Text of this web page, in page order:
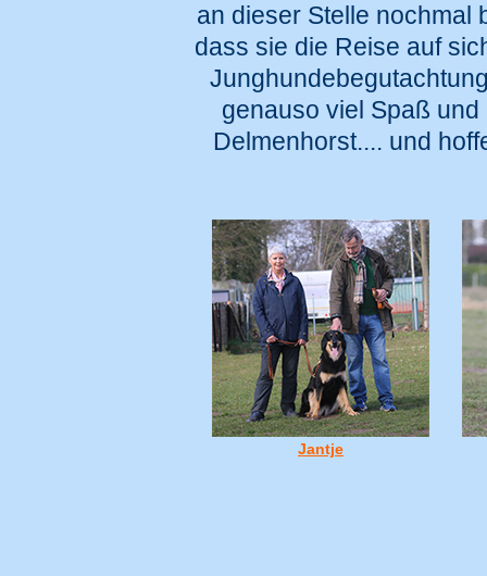
an dieser Stelle nochmal
dass sie die Reise auf
genauso viel Spaß
Delmenhorst.... und
Jantje